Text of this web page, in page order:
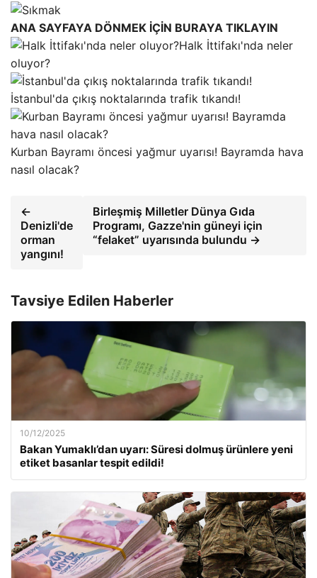
ANA SAYFAYA DÖNMEK İÇİN BURAYA TIKLAYIN
Halk İttifakı'nda neler
oluyor?
İstanbul'da çıkış noktalarında trafik tıkandı!
Kurban Bayramı öncesi yağmur uyarısı! Bayramda hava
nasıl olacak?
←
Denizli'de
orman
yangını!
Birleşmiş Milletler Dünya Gıda
Programı, Gazze'nin güneyi için
“felaket” uyarısında bulundu →
Tavsiye Edilen Haberler
10/12/2025
Bakan Yumaklı’dan uyarı: Süresi dolmuş ürünlere yeni
etiket basanlar tespit edildi!